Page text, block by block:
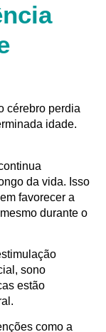
cérebro perdia
idade.
da vida. Isso
favorecer a
durante o
sono
estão
como a